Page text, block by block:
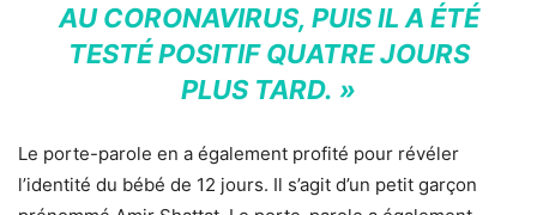
AU CORONAVIRUS, PUIS IL A ÉTÉ
TESTÉ POSITIF QUATRE JOURS
PLUS TARD. »
Le porte-parole en a également profité pour révéler
l’identité du bébé de 12 jours. Il s’agit d’un petit garçon